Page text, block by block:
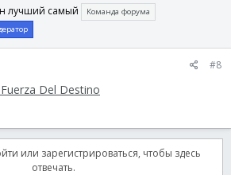
лучший самый
Команда форума
#8
Del Destino
или зарегистрироваться, чтобы здесь
отвечать.